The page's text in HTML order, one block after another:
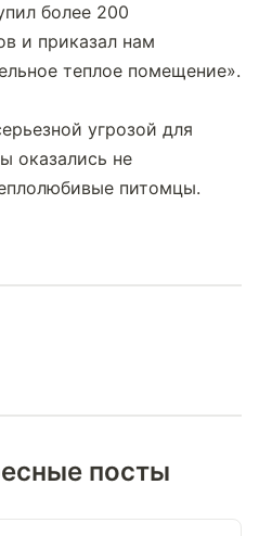
более 200
и приказал нам
теплое помещение».
угрозой для
оказались не
питомцы.
посты